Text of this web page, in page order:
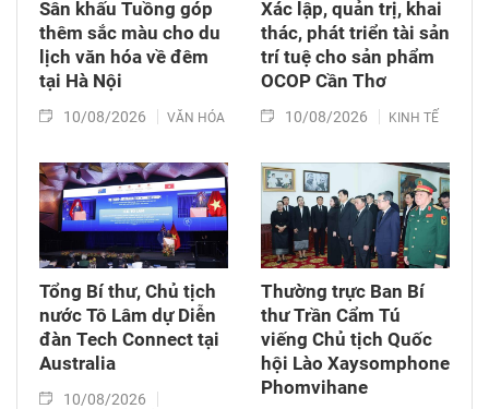
Sân khấu Tuồng góp
thêm sắc màu cho du
lịch văn hóa về đêm
tại Hà Nội
10/08/2026 VĂN HÓA
Xác lập, quản trị, khai
thác, phát triển tài sản
trí tuệ cho sản phẩm
OCOP Cần Thơ
10/08/2026 KINH TẾ
Tổng Bí thư, Chủ tịch
nước Tô Lâm dự Diễn
đàn Tech Connect tại
Australia
10/08/2026
Thường trực Ban Bí
thư Trần Cẩm Tú
viếng Chủ tịch Quốc
hội Lào Xaysomphone
Phomvihane